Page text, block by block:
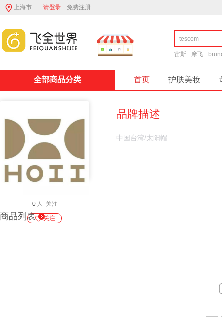
上海市 请登录 免费注册
宙斯 摩飞
全部商品分类 首页 护肤美妆
0 人 关注
关注
品牌描述
中国台湾/太阳帽
商品列表